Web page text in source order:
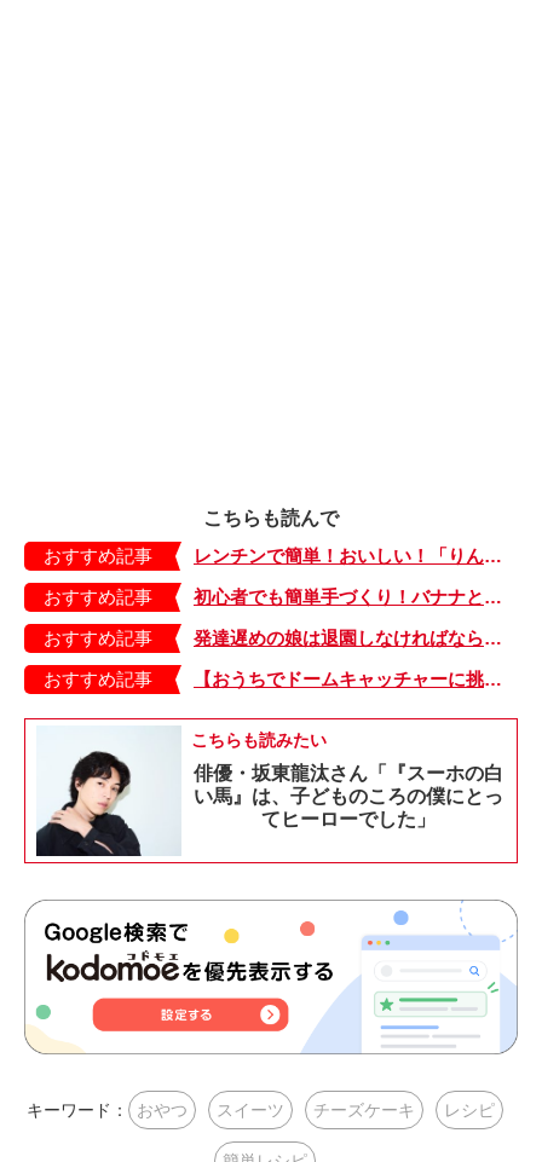
こちらも読んで
おすすめ記事
レンチンで簡単！おいしい！「りんごのコンポート」
おすすめ記事
初心者でも簡単手づくり！バナナとチョコの鉄板コンビの「チョコバナナムース」
おすすめ記事
発達遅めの娘は退園しなければならないかもしれない……登園しぶりの原因は？【はれときどきにわとり・30】
おすすめ記事
【おうちでドームキャッチャーに挑戦だ】アンパンマン わくわくドームキャッチャー
こちらも読みたい
俳優・坂東龍汰さん「『スーホの白
い馬』は、子どものころの僕にとっ
てヒーローでした」
キーワード： おやつ スイーツ チーズケーキ レシピ